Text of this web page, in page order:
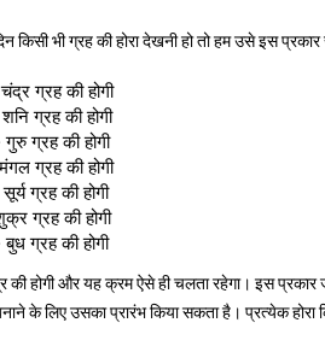
किसी भी ग्रह की होरा देखनी हो तो हम उसे इस
चंद्र ग्रह की होगी
शनि ग्रह की होगी
गुरु ग्रह की होगी
मंगल ग्रह की होगी
सूर्य ग्रह की होगी
ग्रह की होगी
बुध ग्रह की होगी
की होगी और यह क्रम ऐसे ही चलता रहेगा। इस प्रकार
के लिए उसका प्रारंभ किया सकता है। प्रत्येक होरा